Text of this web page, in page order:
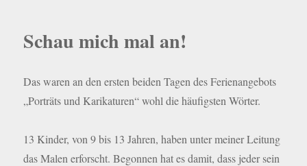
Schau mich mal an!
Das waren an den ersten beiden Tagen des Ferienangebots
„Porträts und Karikaturen“ wohl die häufigsten Wörter.
13 Kinder, von 9 bis 13 Jahren, haben unter meiner Leitung
das Malen erforscht. Begonnen hat es damit, dass jeder sein